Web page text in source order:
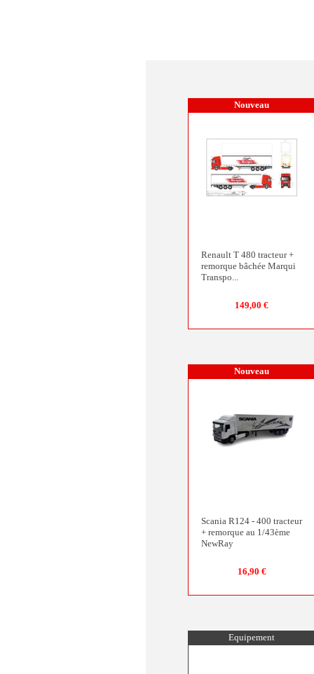
Nouveau
Renault T 480 tracteur +
remorque bâchée Marqui
Transpo...
149,00 €
Nouveau
Scania R124 - 400 tracteur
+ remorque au 1/43ème
NewRay
16,90 €
Equipement